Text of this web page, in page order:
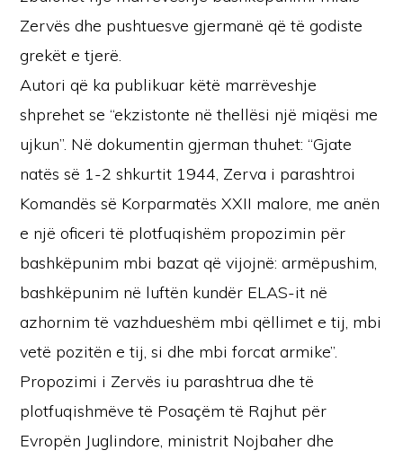
Zervës dhe pushtuesve gjermanë që të godiste
grekët e tjerë.
Autori që ka publikuar këtë marrëveshje
shprehet se “ekzistonte në thellësi një miqësi me
ujkun”. Në dokumentin gjerman thuhet: “Gjate
natës së 1-2 shkurtit 1944, Zerva i parashtroi
Komandës së Korparmatës XXII malore, me anën
e një oficeri të plotfuqishëm propozimin për
bashkëpunim mbi bazat që vijojnë: armëpushim,
bashkëpunim në luftën kundër ELAS-it në
azhornim të vazhdueshëm mbi qëllimet e tij, mbi
vetë pozitën e tij, si dhe mbi forcat armike”.
Propozimi i Zervës iu parashtrua dhe të
plotfuqishmëve të Posaçëm të Rajhut për
Evropën Juglindore, ministrit Nojbaher dhe